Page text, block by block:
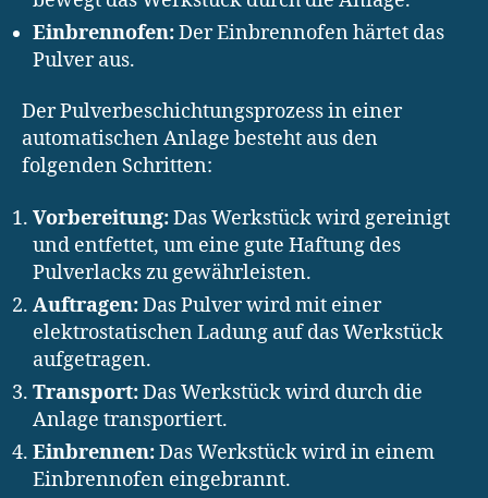
Einbrennofen:Der Einbrennofen härtet das
Pulver aus.
Der Pulverbeschichtungsprozess in einer
automatischen Anlage besteht aus den
folgenden Schritten:
Vorbereitung:Das Werkstück wird gereinigt
und entfettet, um eine gute Haftung des
Pulverlacks zu gewährleisten.
Auftragen:Das Pulver wird mit einer
elektrostatischen Ladung auf das Werkstück
aufgetragen.
Transport:Das Werkstück wird durch die
Anlage transportiert.
Einbrennen:Das Werkstück wird in einem
Einbrennofen eingebrannt.